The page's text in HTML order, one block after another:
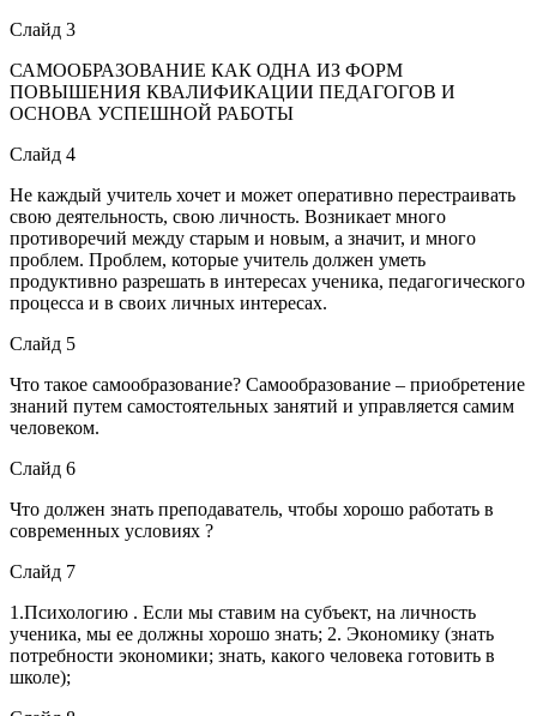
Слайд 3
САМООБРАЗОВАНИЕ КАК ОДНА ИЗ ФОРМ
ПОВЫШЕНИЯ КВАЛИФИКАЦИИ ПЕДАГОГОВ И
ОСНОВА УСПЕШНОЙ РАБОТЫ
Слайд 4
Не каждый учитель хочет и может оперативно перестраивать
свою деятельность, свою личность. Возникает много
противоречий между старым и новым, а значит, и много
проблем. Проблем, которые учитель должен уметь
продуктивно разрешать в интересах ученика, педагогического
процесса и в своих личных интересах.
Слайд 5
Что такое самообразование? Самообразование – приобретение
знаний путем самостоятельных занятий и управляется самим
человеком.
Слайд 6
Что должен знать преподаватель, чтобы хорошо работать в
современных условиях ?
Слайд 7
1.Психологию . Если мы ставим на субъект, на личность
ученика, мы ее должны хорошо знать; 2. Экономику (знать
потребности экономики; знать, какого человека готовить в
школе);